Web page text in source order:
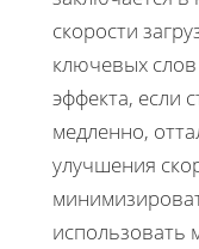
скорости
ключевых
эффекта, если
медленно,
улучшения
использовать